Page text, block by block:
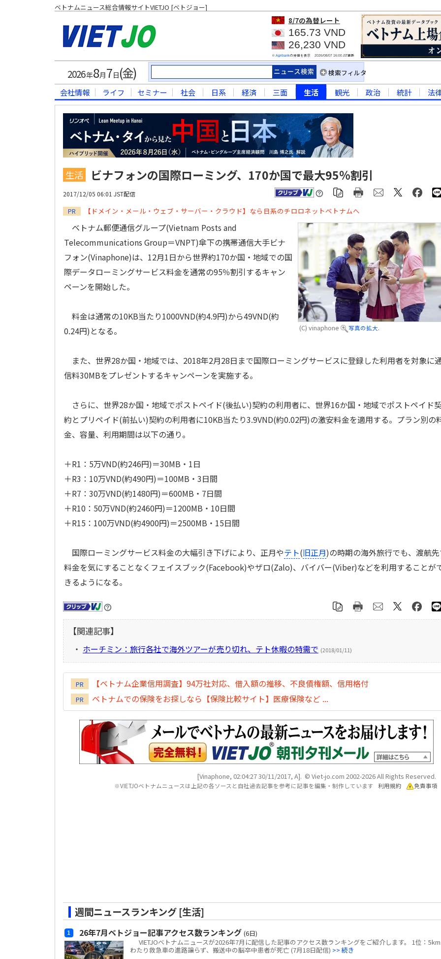
ベトナムニュース総合情報サイトVIETJO [ベトジョー]
8/7の為替レート
165.73 VND
26,230 VND
※ Agribankの仲値を表示 2026/08/07 16:00JST更新
2026年8月7 日(金) 検索フィルタ
会社情報 ライフ セミナー 社会 日系 経済 三面 生活 観光 政治 統計 法
生活 ビナフォンの国際ローミング、170か国で最大95％割引
2017/12/05 06:01 JST配信
PR 【ドメイン・メール・ウェブ・サーバー・クラウド】なら日系のチロロネットベトナムへ
(C) vinaphone 写真の拡大.
ベトナム郵便通信グループ(Vietnam Posts and
Telecommunications Group＝VNPT)傘下の携帯通信大手ビナ
フォン(Vinaphone)は、12月1日から世界約170か国・地域での国
際データローミングサービス料金を通常の95％割引するキャン
ペーンを開始した。
料金は通常の10KB当たり1000VND(約4.9円)から49VND(約
0.24円)となる。
また、世界28か国・地域では、2018年2月28日まで国際ローミングサービスに登録した利用者を対象に
信料30MBをプレゼントするキャンペーンを実施する。
さらに、世界28か国・地域でポストペイド(後払い)契約の利用者に、世界16か国・地域でポストペイド
約とプリペイド(前払い)契約の利用者に10KB当たり3.9VND(約0.02円)の激安料金を適用する。プラン別の
金、容量、利用期間は以下の通り。
＋R1：5万VND(約246円)＝30MB・1日
＋R3：10万VND(約490円)＝100MB・3日間
＋R7：30万VND(約1480円)＝600MB・7日間
＋R10：50万VND(約2460円)＝1200MB・10日間
＋R15：100万VND(約4900円)＝2500MB・15日間
国際ローミングサービス料金の大幅引き下げにより、正月やテト(旧正月)の時期の海外旅行でも、渡航
料金を気にすることなくフェイスブック(Facebook)やザロ(Zalo)、バイバー(Viber)などを利用することが
きるようになる。
【関連記事】
・ ホーチミン：旅行各社で海外ツアーが売り切れ、テト休暇の特需で (2018/01/11)
PR 【ベトナム企業信用調査】94万社対応、借入額の推移、不良債権額、信用格付
PR ベトナムでの保険をお探しなら【保険比較サイト】医療保険など ...
[Vinaphone, 02:04:27 30/11/2017, A]. © Viet-jo.com 2002-2026 All Rights Reserved.
※VIETJOベトナムニュースは上記の各ソースと自社過去記事を参考に記事を編集・制作しています 利用規約 免責事項
週間ニュースランキング [生活]
26年7月ベトジョー記事アクセス数ランキング (6日)
VIETJOベトナムニュースが2026年7月に配信した記事のアクセス数ランキングをご紹介します。 1位：
わたり救急車の進路譲らず、搬送中の脳卒中患者が死亡 (7月18日配信) >> 続き